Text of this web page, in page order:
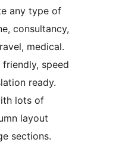
any type of
consultancy,
medical.
friendly, speed
ready.
lots of
layout
sections.